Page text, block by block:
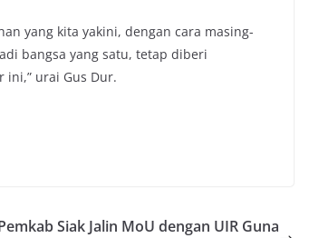
yang kita yakini, dengan cara masing-
bangsa yang satu, tetap diberi
ini,” urai Gus Dur.
Siak Jalin MoU dengan UIR Guna